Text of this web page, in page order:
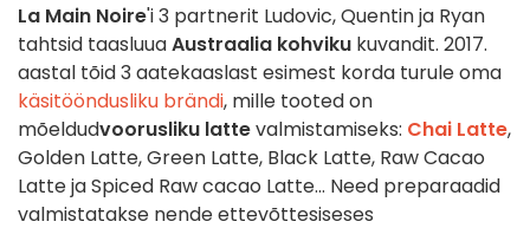
La Main Noire'i 3 partnerit Ludovic, Quentin ja Ryan
tahtsid taasluuaAustraalia kohviku kuvandit. 2017.
aastal tõid 3 aatekaaslast esimest korda turule oma
käsitööndusliku brändi, mille tooted on
mõeldudvoorusliku lattevalmistamiseks: Chai Latte,
Golden Latte, Green Latte, Black Latte, Raw Cacao
Latte ja Spiced Raw cacao Latte... Need preparaadid
valmistatakse nende ettevõttesiseses